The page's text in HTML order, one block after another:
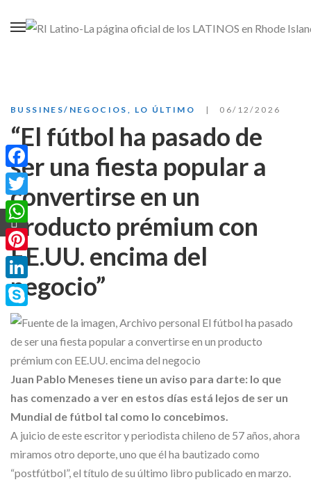
BUSSINES/NEGOCIOS LO ÚLTIMO 06/12/2026
“El fútbol ha pasado de
ser una fiesta popular a
convertirse en un
producto prémium con
EE.UU. encima del
negocio”
Juan Pablo Meneses tiene un aviso para darte: lo que
has comenzado a ver en estos días está lejos de ser un
Mundial de fútbol tal como lo concebimos.
A juicio de este escritor y periodista chileno de 57 años, ahora
miramos otro deporte, uno que él ha bautizado como
“postfútbol”, el título de su último libro publicado en marzo.
Facebook
Twitter
WhatsApp
Pinterest
LinkedIn
Skype